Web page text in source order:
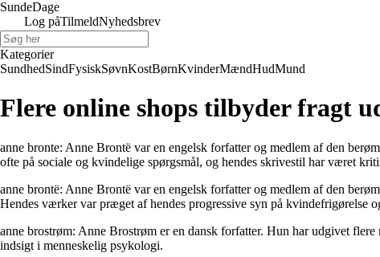
SundeDage
Log påTilmeldNyhedsbrev
Kategorier
SundhedSindFysiskSøvnKostBørnKvinderMændHudMund
Flere online shops tilbyder fragt
anne bronte: Anne Brontë var en engelsk forfatter og medlem af den
ofte på sociale og kvindelige spørgsmål, og hendes skrivestil har været
anne brontë: Anne Brontë var en engelsk forfatter og medlem af den
Hendes værker var præget af hendes progressive syn på kvindefrigørelse
anne brostrøm: Anne Brostrøm er en dansk forfatter. Hun har udgivet
indsigt i menneskelig psykologi.